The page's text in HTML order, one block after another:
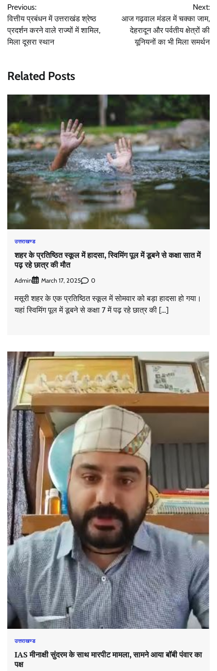
navigation
Previous:
वित्तीय प्रबंधन में उत्तराखंड श्रेष्ठ
प्रदर्शन करने वाले राज्यों में शामिल,
मिला दूसरा स्थान
Next:
आज गढ़वाल मंडल में चक्का जाम,
देहरादून और पर्वतीय क्षेत्रों की
यूनियनों का भी मिला समर्थन
Related Posts
उत्तराखण्ड
शहर के प्रतिष्ठित स्कूल में हादसा, स्विमिंग पूल में डूबने से कक्षा सात में
पढ़ रहे छात्र की मौत
Admin March 17, 2025 0
मसूरी शहर के एक प्रतिष्ठित स्कूल में सोमवार को बड़ा हादसा हो गया।
यहां स्विमिंग पूल में डूबने से कक्षा 7 में पढ़ रहे छात्र की […]
उत्तराखण्ड
IAS मीनाक्षी सुंदरम के साथ मारपीट मामला, सामने आया बॉबी पंवार का
पक्ष